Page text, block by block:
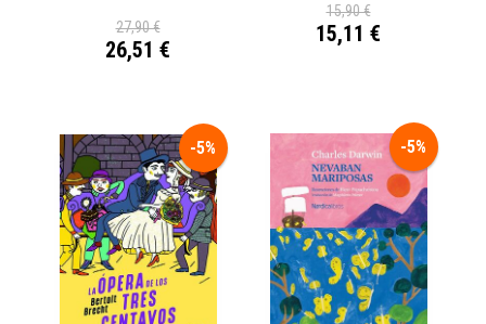
27,90 €
26,51 €
15,90 €
15,11 €
-5% -5%